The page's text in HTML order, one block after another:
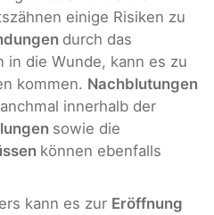
einige Risiken zu
durch das
in die Wunde, kann es zu
kommen. Nachblutungen
innerhalb der
sowie die
können ebenfalls
kann es zur Eröffnung